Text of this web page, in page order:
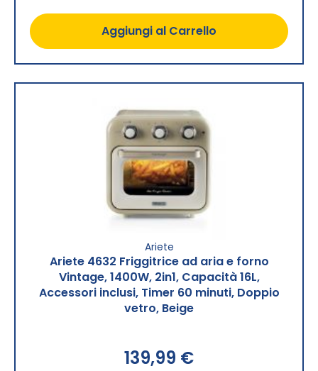
Aggiungi al Carrello
Ariete
Ariete 4632 Friggitrice ad aria e forno
Vintage, 1400W, 2in1, Capacità 16L,
Accessori inclusi, Timer 60 minuti, Doppio
vetro, Beige
139,99 €